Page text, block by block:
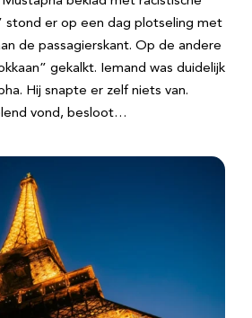
stond er op een dag plotseling met
de passagierskant. Op de andere
gekalkt. Iemand was duidelijk
Hij snapte er zelf niets van.
vond, besloot…